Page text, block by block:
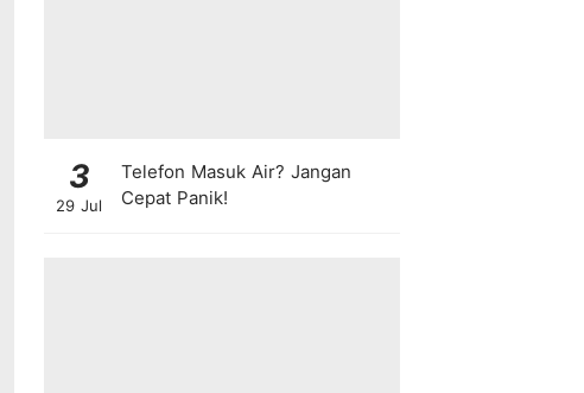
3
29 Jul
Telefon Masuk Air? Jangan
Cepat Panik!